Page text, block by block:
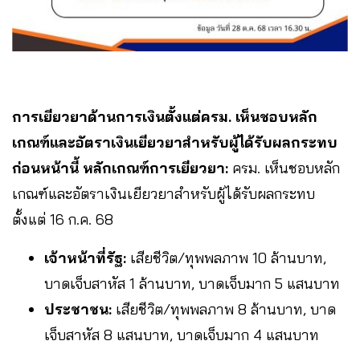
การเยียวยาด้านการเงินตั้งแต่ครม. เห็นชอบหลัก
เกณฑ์และอัตราเงินเยียวยาสำหรับผู้ได้รับผลกระทบ
ก่อนหน้านี้ หลักเกณฑ์การเยียวยา: ครม. เห็นชอบหลัก
เกณฑ์และอัตราเงินเยียวยาสำหรับผู้ได้รับผลกระทบ
ตั้งแต่ 16 ก.ค. 68
เจ้าหน้าที่รัฐ: เสียชีวิต/ทุพพลภาพ 10 ล้านบาท,
บาดเจ็บสาหัส 1 ล้านบาท, บาดเจ็บมาก 5 แสนบาท
ประชาชน: เสียชีวิต/ทุพพลภาพ 8 ล้านบาท, บาด
เจ็บสาหัส 8 แสนบาท, บาดเจ็บมาก 4 แสนบาท